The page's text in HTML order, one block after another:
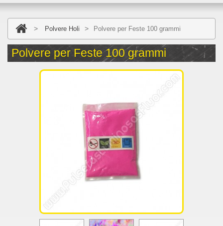
> Polvere Holi > Polvere per Feste 100 grammi
Polvere per Feste 100 grammi